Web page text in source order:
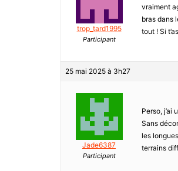
trop_tard1995
Participant
vraiment
bras dans
tout ! Si
25 mai 2025 à 3h27
Jade6387
Participant
Perso, j’ai
Sans
les
terrains